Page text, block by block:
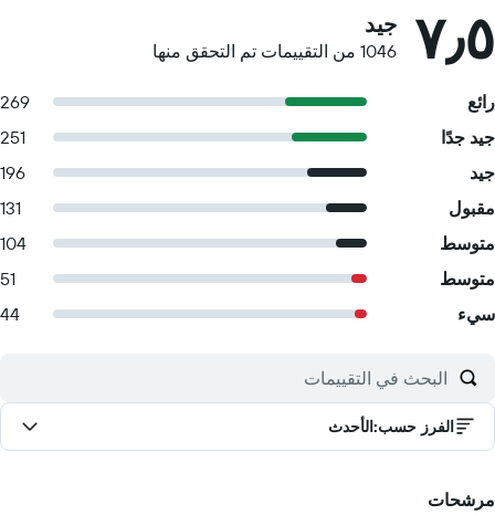
٧٫٥ جيد
1046 من التقييمات تم التحقق منها
رائع
269
جيد جدًا
251
جيد
196
مقبول
131
متوسط
104
متوسط
51
سيء
44
الفرز حسب:الأحدث
مرشحات